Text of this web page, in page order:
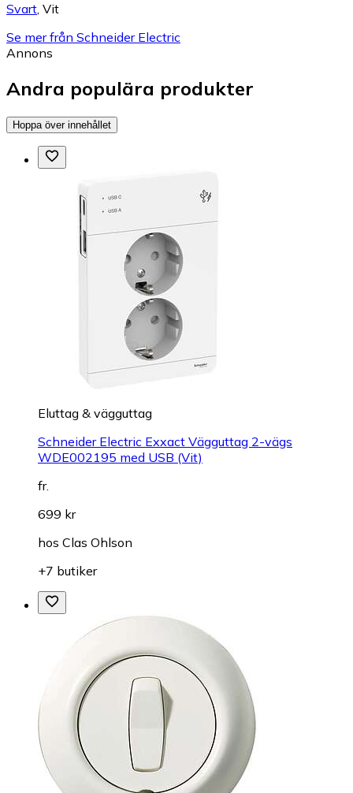
Svart, Vit
Se mer från Schneider Electric
Annons
Andra populära produkter
Hoppa över innehållet
Eluttag & vägguttag
Schneider Electric Exxact Vägguttag 2-vägs
WDE002195 med USB (Vit)
fr.
699 kr
hos Clas Ohlson
+7 butiker